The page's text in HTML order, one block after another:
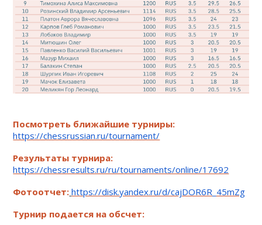
Посмотреть ближайшие турниры:
https://chessrussian.ru/tournament/
Результаты турнира:
https://chessresults.ru/ru/tournaments/online/17692
Фотоотчет: https://disk.yandex.ru/d/cajDOR6R_45mZg
Турнир подается на обсчет: